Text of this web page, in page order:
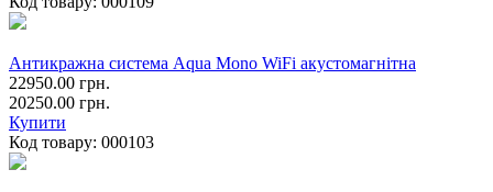
Антикражна система Aqua Mono WiFi акустомагнітна
22950.00 грн.
20250.00 грн.
Купити
Код товару: 000103